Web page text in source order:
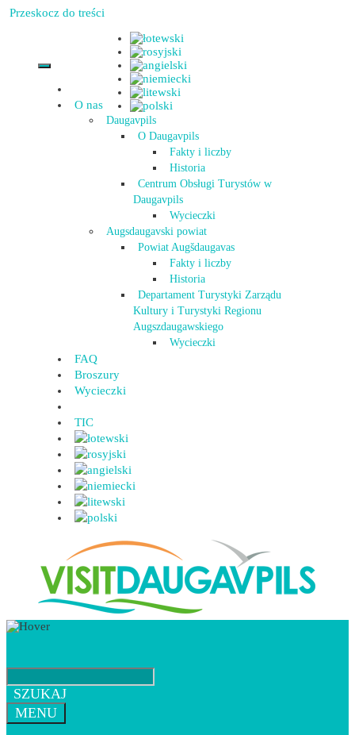
Przeskocz do treści
O nas
Daugavpils
O Daugavpils
Fakty i liczby
Historia
Centrum Obsługi Turystów w
Daugavpils
Wycieczki
Augsdaugavski powiat
Powiat Augšdaugavas
Fakty i liczby
Historia
Departament Turystyki Zarządu
Kultury i Turystyki Regionu
Augszdaugawskiego
Wycieczki
FAQ
Broszury
Wycieczki
TIC
SZUKAJ
MENU